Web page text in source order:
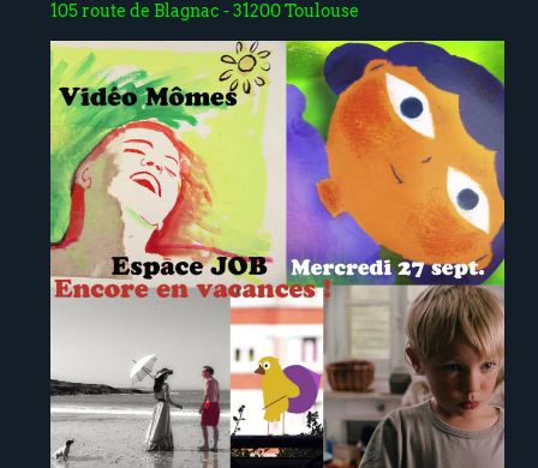
105 route de Blagnac - 31200 Toulouse